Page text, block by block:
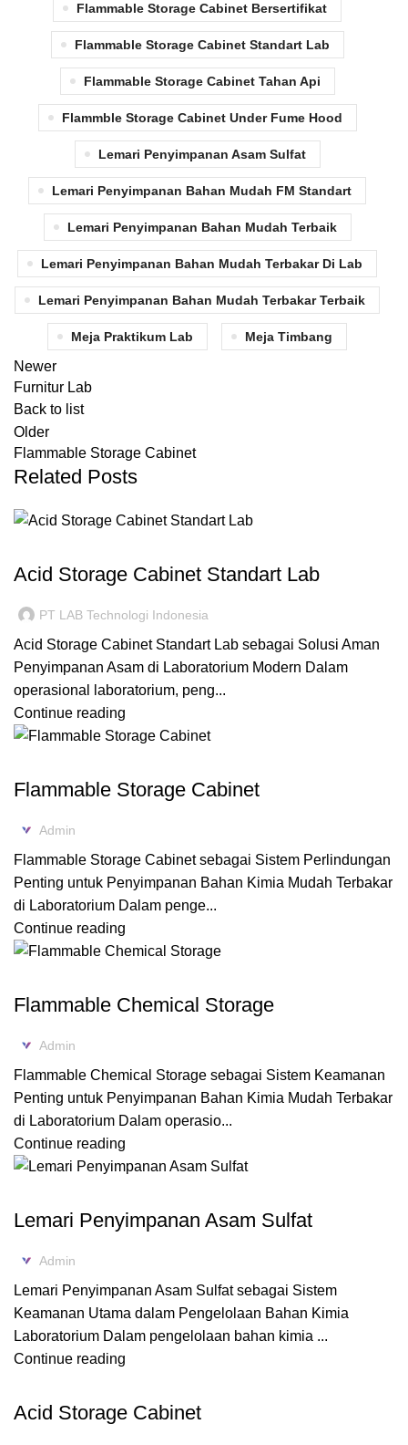
Flammable Storage Cabinet Bersertifikat
Flammable Storage Cabinet Standart Lab
Flammable Storage Cabinet Tahan Api
Flammble Storage Cabinet Under Fume Hood
Lemari Penyimpanan Asam Sulfat
Lemari Penyimpanan Bahan Mudah FM Standart
Lemari Penyimpanan Bahan Mudah Terbaik
Lemari Penyimpanan Bahan Mudah Terbakar Di Lab
Lemari Penyimpanan Bahan Mudah Terbakar Terbaik
Meja Praktikum Lab Meja Timbang
Newer
Furnitur Lab
Back to list
Older
Flammable Storage Cabinet
Related Posts
Acid Storage Cabinet Standart Lab
PT LAB Technologi Indonesia
Acid Storage Cabinet Standart Lab sebagai Solusi Aman
Penyimpanan Asam di Laboratorium Modern Dalam
operasional laboratorium, peng...
Continue reading
Flammable Storage Cabinet
Admin
Flammable Storage Cabinet sebagai Sistem Perlindungan
Penting untuk Penyimpanan Bahan Kimia Mudah Terbakar
di Laboratorium Dalam penge...
Continue reading
Flammable Chemical Storage
Admin
Flammable Chemical Storage sebagai Sistem Keamanan
Penting untuk Penyimpanan Bahan Kimia Mudah Terbakar
di Laboratorium Dalam operasio...
Continue reading
Lemari Penyimpanan Asam Sulfat
Admin
Lemari Penyimpanan Asam Sulfat sebagai Sistem
Keamanan Utama dalam Pengelolaan Bahan Kimia
Laboratorium Dalam pengelolaan bahan kimia ...
Continue reading
Acid Storage Cabinet